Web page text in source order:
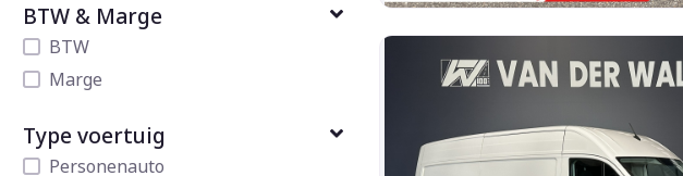
BTW & Marge
BTW
Marge
Type voertuig
Personenauto